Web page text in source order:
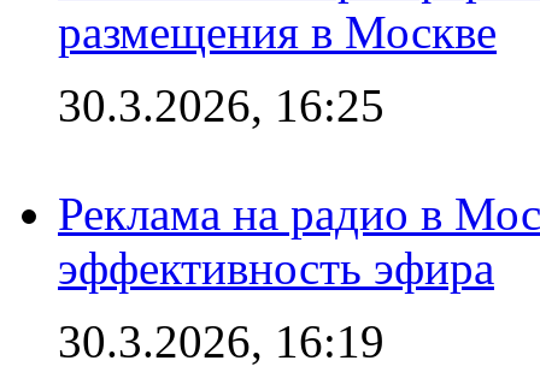
размещения в Москве
30.3.2026, 16:25
Реклама на радио в
эффективность эфира
30.3.2026, 16:19